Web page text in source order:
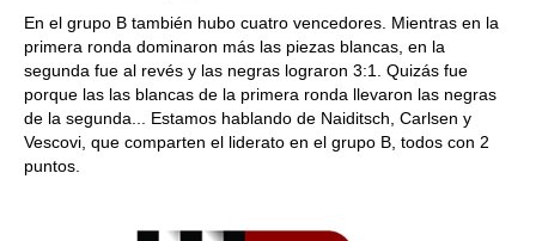
En el grupo B también hubo cuatro vencedores. Mientras en la
primera ronda dominaron más las piezas blancas, en la
segunda fue al revés y las negras lograron 3:1. Quizás fue
porque las las blancas de la primera ronda llevaron las negras
de la segunda... Estamos hablando de Naiditsch, Carlsen y
Vescovi, que comparten el liderato en el grupo B, todos con 2
puntos.